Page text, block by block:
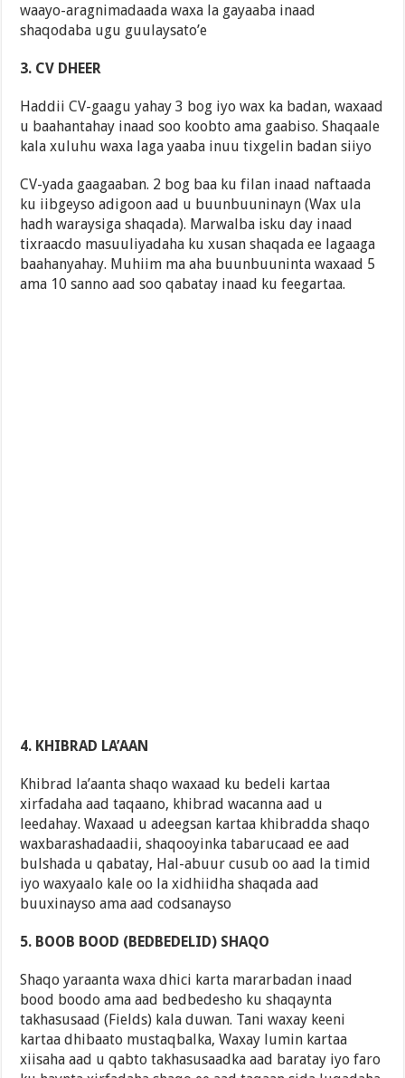
waayo-aragnimadaada waxa la gayaaba inaad
shaqodaba ugu guulaysato’e
3. CV DHEER
Haddii CV-gaagu yahay 3 bog iyo wax ka badan, waxaad
u baahantahay inaad soo koobto ama gaabiso. Shaqaale
kala xuluhu waxa laga yaaba inuu tixgelin badan siiyo
CV-yada gaagaaban. 2 bog baa ku filan inaad naftaada
ku iibgeyso adigoon aad u buunbuuninayn (Wax ula
hadh waraysiga shaqada). Marwalba isku day inaad
tixraacdo masuuliyadaha ku xusan shaqada ee lagaaga
baahanyahay. Muhiim ma aha buunbuuninta waxaad 5
ama 10 sanno aad soo qabatay inaad ku feegartaa.
4. KHIBRAD LA’AAN
Khibrad la’aanta shaqo waxaad ku bedeli kartaa
xirfadaha aad taqaano, khibrad wacanna aad u
leedahay. Waxaad u adeegsan kartaa khibradda shaqo
waxbarashadaadii, shaqooyinka tabarucaad ee aad
bulshada u qabatay, Hal-abuur cusub oo aad la timid
iyo waxyaalo kale oo la xidhiidha shaqada aad
buuxinayso ama aad codsanayso
5. BOOB BOOD (BEDBEDELID) SHAQO
Shaqo yaraanta waxa dhici karta mararbadan inaad
bood boodo ama aad bedbedesho ku shaqaynta
takhasusaad (Fields) kala duwan. Tani waxay keeni
kartaa dhibaato mustaqbalka, Waxay lumin kartaa
xiisaha aad u qabto takhasusaadka aad baratay iyo faro